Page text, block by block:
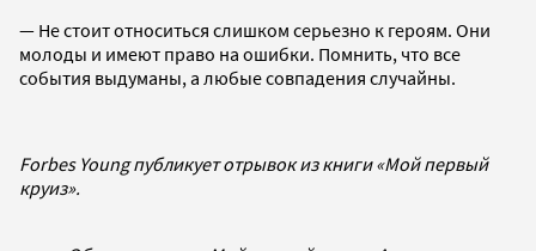
— Не стоит относиться слишком серьезно к героям. Они
молоды и имеют право на ошибки. Помнить, что все
события выдуманы, а любые совпадения случайны.
Forbes Young публикует отрывок из книги «Мой первый
круиз».